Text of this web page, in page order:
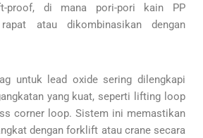
proof, di mana pori-pori kain PP
atau dikombinasikan dengan
untuk lead oxide sering dilengkapi
yang kuat, seperti lifting loop
corner loop. Sistem ini memastikan
dengan forklift atau crane secara